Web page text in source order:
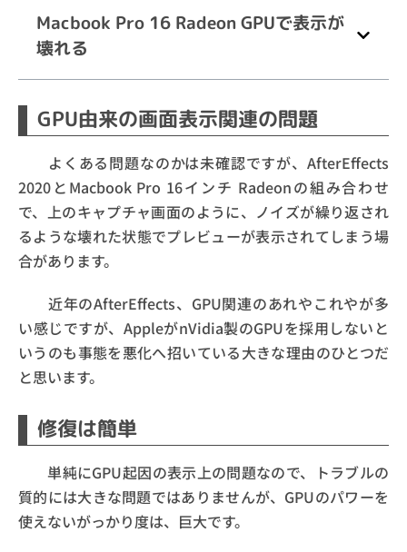
Macbook Pro 16 Radeon GPUで表示が
壊れる
GPU由来の画面表示関連の問題
よくある問題なのかは未確認ですが、AfterEffects
2020とMacbook Pro 16インチ Radeonの組み合わせ
で、上のキャプチャ画面のように、ノイズが繰り返され
るような壊れた状態でプレビューが表示されてしまう場
合があります。
近年のAfterEffects、GPU関連のあれやこれやが多
い感じですが、AppleがnVidia製のGPUを採用しないと
いうのも事態を悪化へ招いている大きな理由のひとつだ
と思います。
修復は簡単
単純にGPU起因の表示上の問題なので、トラブルの
質的には大きな問題ではありませんが、GPUのパワーを
使えないがっかり度は、巨大です。